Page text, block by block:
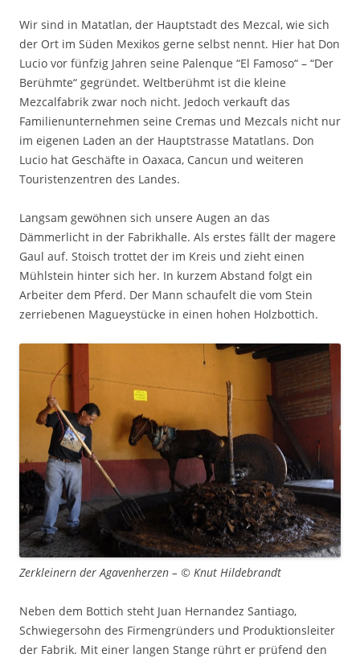
Wir sind in Matatlan, der Hauptstadt des Mezcal, wie sich
der Ort im Süden Mexikos gerne selbst nennt. Hier hat Don
Lucio vor fünfzig Jahren seine Palenque “El Famoso“ – “Der
Berühmte“ gegründet. Weltberühmt ist die kleine
Mezcalfabrik zwar noch nicht. Jedoch verkauft das
Familienunternehmen seine Cremas und Mezcals nicht nur
im eigenen Laden an der Hauptstrasse Matatlans. Don
Lucio hat Geschäfte in Oaxaca, Cancun und weiteren
Touristenzentren des Landes.
Langsam gewöhnen sich unsere Augen an das
Dämmerlicht in der Fabrikhalle. Als erstes fällt der magere
Gaul auf. Stoisch trottet der im Kreis und zieht einen
Mühlstein hinter sich her. In kurzem Abstand folgt ein
Arbeiter dem Pferd. Der Mann schaufelt die vom Stein
zerriebenen Magueystücke in einen hohen Holzbottich.
Zerkleinern der Agavenherzen – © Knut Hildebrandt
Neben dem Bottich steht Juan Hernandez Santiago,
Schwiegersohn des Firmengründers und Produktionsleiter
der Fabrik. Mit einer langen Stange rührt er prüfend den